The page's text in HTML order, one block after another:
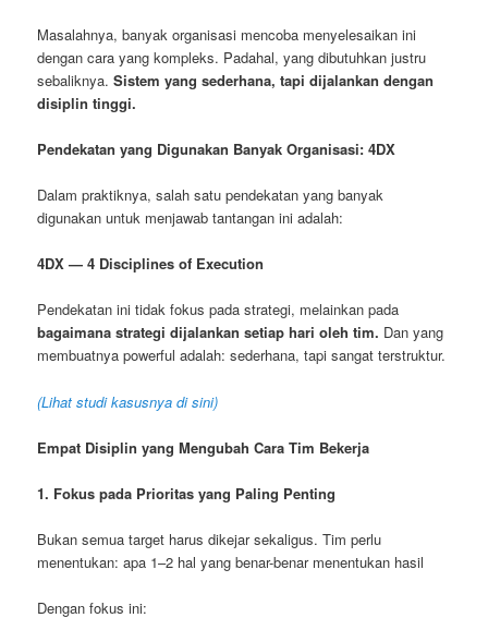
Masalahnya, banyak organisasi mencoba menyelesaikan ini
dengan cara yang kompleks. Padahal, yang dibutuhkan justru
sebaliknya.Sistem yang sederhana, tapi dijalankan dengan
disiplin tinggi.
Pendekatan yang Digunakan Banyak Organisasi: 4DX
Dalam praktiknya, salah satu pendekatan yang banyak
digunakan untuk menjawab tantangan ini adalah:
4DX — 4 Disciplines of Execution
Pendekatan ini tidak fokus pada strategi, melainkan pada
bagaimana strategi dijalankan setiap hari oleh tim. Dan yang
membuatnya powerful adalah: sederhana, tapi sangat terstruktur.
(Lihat studi kasusnya di sini)
Empat Disiplin yang Mengubah Cara Tim Bekerja
1. Fokus pada Prioritas yang Paling Penting
Bukan semua target harus dikejar sekaligus. Tim perlu
menentukan: apa 1–2 hal yang benar-benar menentukan hasil
Dengan fokus ini: